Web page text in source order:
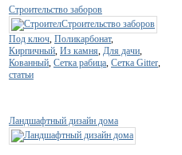
Строительство заборов
Под ключ Поликарбонат,
Кирпичный Из камня Для дачи
Кованный Сетка рабица Сетка Gitter
статьи
Ландшафтный дизайн дома